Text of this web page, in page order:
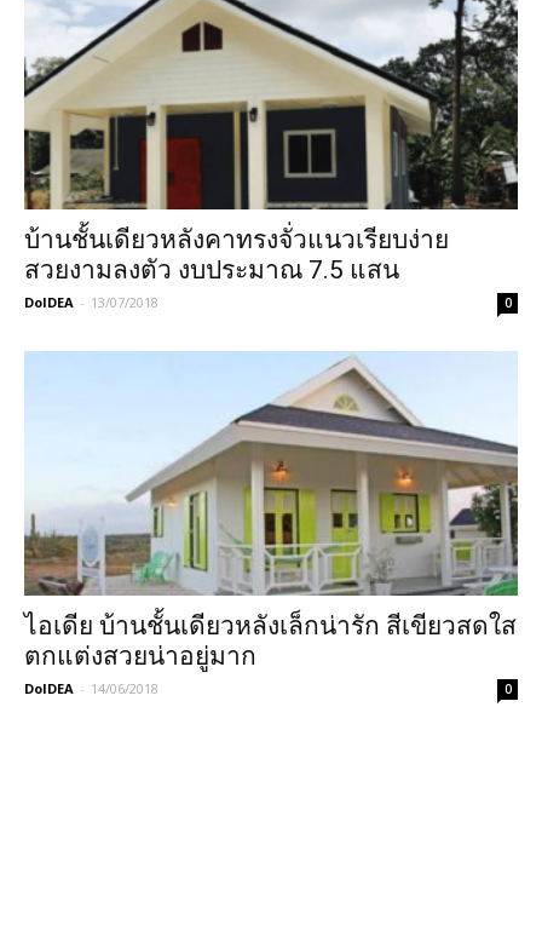
บ้านชั้นเดียวหลังคาทรงจั่วแนวเรียบง่าย
สวยงามลงตัว งบประมาณ 7.5 แสน
DoIDEA - 13/07/2018 0
ไอเดีย บ้านชั้นเดียวหลังเล็กน่ารัก สีเขียวสดใส
ตกแต่งสวยน่าอยู่มาก
DoIDEA - 14/06/2018 0